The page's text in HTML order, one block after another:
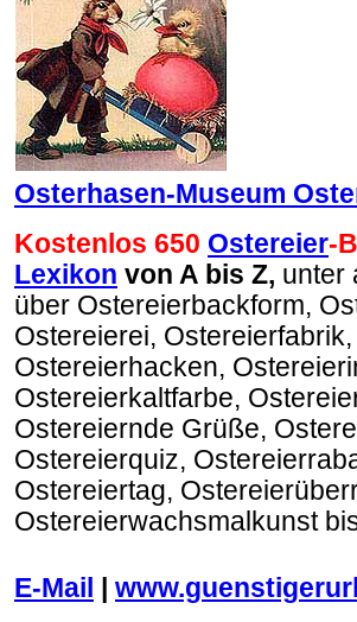
Osterhasen-Museum
Kostenlos 650 Ostereier-
Lexikon von A bis Z, unter
über Ostereierbackform,
Ostereierei,
Ostereierhacken,
Ostereierkaltfarbe,
Ostereiernde Grüße,
Ostereierquiz,
Ostereiertag,
Ostereierwachsmalkunst
E-Mail